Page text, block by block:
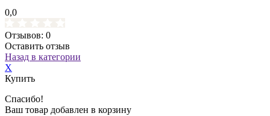
0,0
Отзывов: 0
Оставить отзыв
Назад в категории
X
Купить
Спасибо!
Ваш товар добавлен в корзину